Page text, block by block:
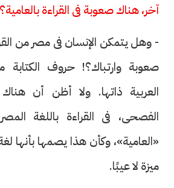
آخر، هناك صعوبة فى القراءة بالعامية؟
- وهل يتمكن الإنسان فى مصر من
صعوبة وارتباك؟! حروف الكتابة
العربية ذاتها. ولا أظن أن
الفصحى، فى القراءة باللغة
«العامية»، وكأن هذا يصمها بأنها
ميزة لا عيبًا.